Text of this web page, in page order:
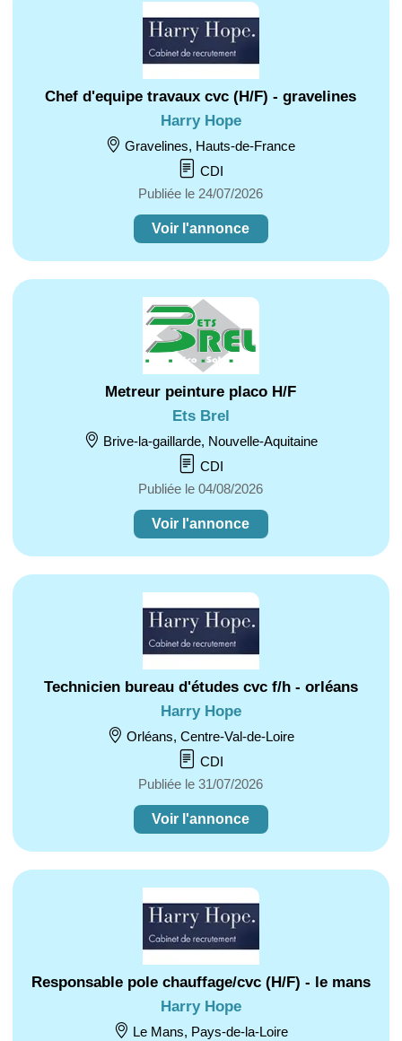
Chef d'equipe travaux cvc (H/F) - gravelines
Harry Hope
Gravelines, Hauts-de-France
CDI
Publiée le 24/07/2026
Voir l'annonce
Metreur peinture placo H/F
Ets Brel
Brive-la-gaillarde, Nouvelle-Aquitaine
CDI
Publiée le 04/08/2026
Voir l'annonce
Technicien bureau d'études cvc f/h - orléans
Harry Hope
Orléans, Centre-Val-de-Loire
CDI
Publiée le 31/07/2026
Voir l'annonce
Responsable pole chauffage/cvc (H/F) - le mans
Harry Hope
Le Mans, Pays-de-la-Loire